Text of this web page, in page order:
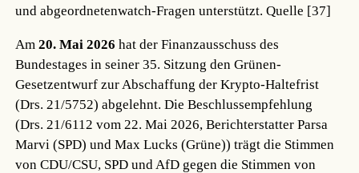
und abgeordnetenwatch-Fragen unterstützt.Quelle [37]
Am20. Mai 2026 hat der Finanzausschuss des
Bundestages in seiner 35. Sitzung den Grünen-
Gesetzentwurf zur Abschaffung der Krypto-Haltefrist
(Drs. 21/5752) abgelehnt. Die Beschlussempfehlung
(Drs. 21/6112 vom 22. Mai 2026, Berichterstatter Parsa
Marvi (SPD) und Max Lucks (Grüne)) trägt die Stimmen
von CDU/CSU, SPD und AfD gegen die Stimmen von